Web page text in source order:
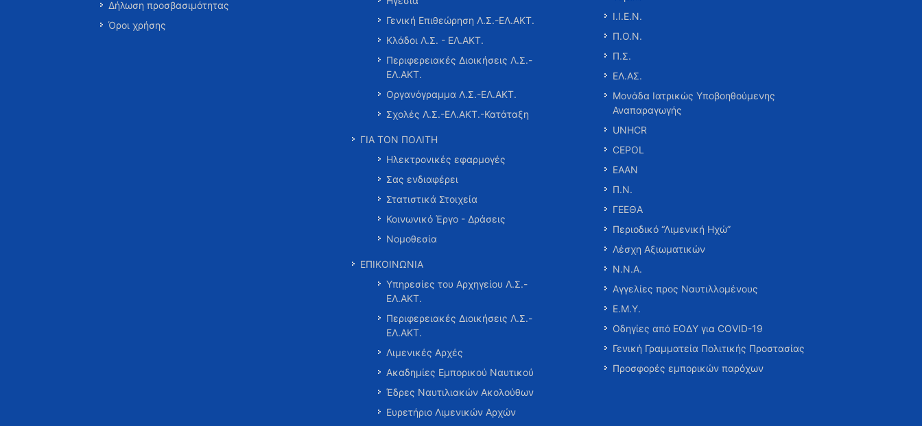
Δήλωση προσβασιμότητας
Όροι χρήσης
Γενική Επιθεώρηση Λ.Σ.-ΕΛ.ΑΚΤ.
Κλάδοι Λ.Σ. - ΕΛ.ΑΚΤ.
Περιφερειακές Διοικήσεις Λ.Σ.-
ΕΛ.ΑΚΤ.
Οργανόγραμμα Λ.Σ.-ΕΛ.ΑΚΤ.
Σχολές Λ.Σ.-ΕΛ.ΑΚΤ.-Κατάταξη
ΓΙΑ ΤΟΝ ΠΟΛΙΤΗ
Ηλεκτρονικές εφαρμογές
Σας ενδιαφέρει
Στατιστικά Στοιχεία
Κοινωνικό Έργο - Δράσεις
Νομοθεσία
ΕΠΙΚΟΙΝΩΝΙΑ
Υπηρεσίες του Αρχηγείου Λ.Σ.-
ΕΛ.ΑΚΤ.
Περιφερειακές Διοικήσεις Λ.Σ.-
ΕΛ.ΑΚΤ.
Λιμενικές Αρχές
Ακαδημίες Εμπορικού Ναυτικού
Έδρες Ναυτιλιακών Ακολούθων
Ευρετήριο Λιμενικών Αρχών
Ι.Ι.Ε.Ν.
Π.Ο.Ν.
Π.Σ.
ΕΛ.ΑΣ.
Μονάδα Ιατρικώς Υποβοηθούμενης
Αναπαραγωγής
UNHCR
CEPOL
ΕΑΑΝ
Π.Ν.
ΓΕΕΘΑ
Περιοδικό “Λιμενική Ηχώ”
Λέσχη Αξιωματικών
Ν.Ν.Α.
Αγγελίες προς Ναυτιλλομένους
Ε.Μ.Υ.
Οδηγίες από ΕΟΔΥ για COVID-19
Γενική Γραμματεία Πολιτικής Προστασίας
Προσφορές εμπορικών παρόχων